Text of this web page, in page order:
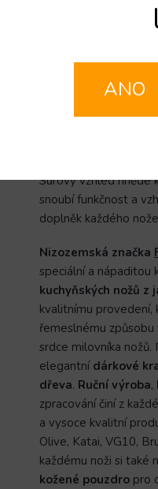
Kompatibilní se
Surový vzhled hnědé
snoubí funkčnost a
doplněk každého
Nizozemská značka
speciální a nápaditou
kuchyňských nožů z
kvalitnímu provedení,
řemeslnému
srdce milovníka nožů.
elegantní dárkové
dřeva. Ruční výroba,
zpracování činí z
a vysoce kvalitní
Olive, Katai, VG10,
každému noži si také
kožené pouzdro pro
ANO